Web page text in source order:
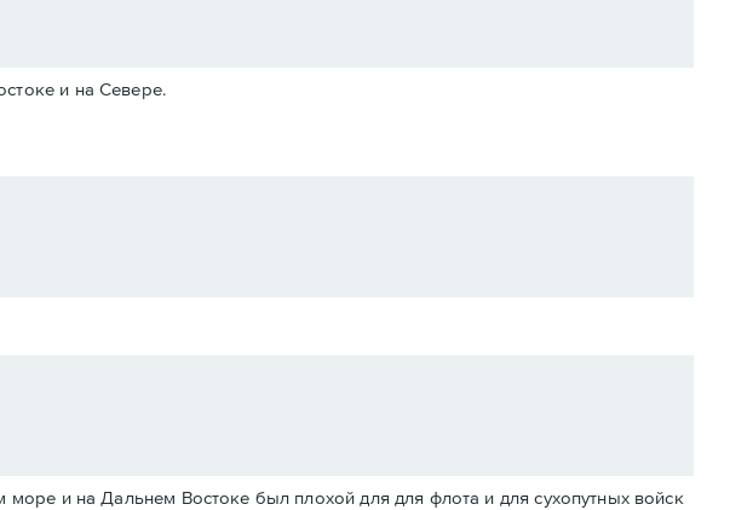
и на Севере.
и на Дальнем Востоке был плохой для для флота и для сухопутных войск